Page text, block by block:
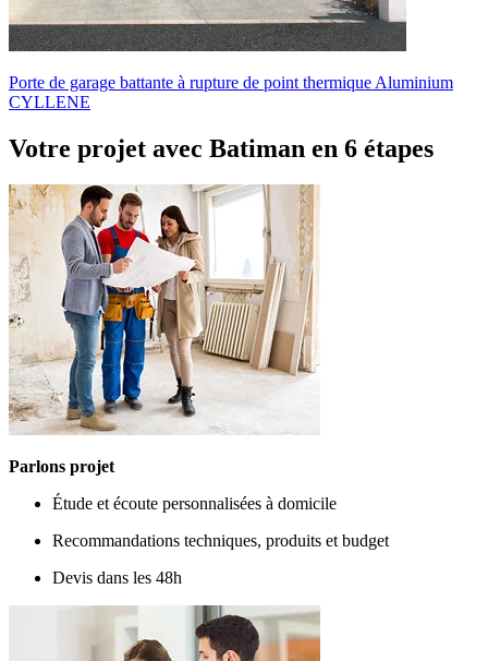
Porte de garage battante à rupture de point thermique Aluminium
CYLLENE
Votre projet avec Batiman en 6 étapes
Parlons projet
Étude et écoute personnalisées à domicile
Recommandations techniques, produits et budget
Devis dans les 48h